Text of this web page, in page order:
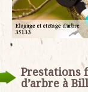
Prestations
d’arbre à